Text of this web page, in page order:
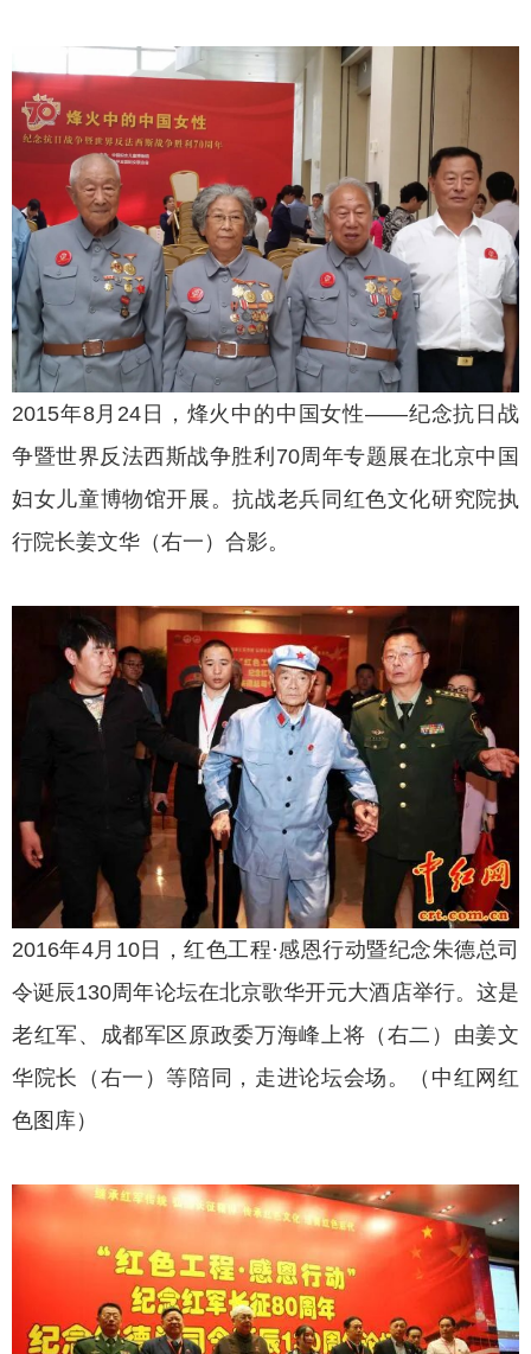
2015年8月24日，烽火中的中国女性——纪念抗日战
争暨世界反法西斯战争胜利70周年专题展在北京中国
妇女儿童博物馆开展。抗战老兵同红色文化研究院执
行院长姜文华（右一）合影。
2016年4月10日，红色工程·感恩行动暨纪念朱德总司
令诞辰130周年论坛在北京歌华开元大酒店举行。这是
老红军、成都军区原政委万海峰上将（右二）由姜文
华院长（右一）等陪同，走进论坛会场。（中红网红
色图库）